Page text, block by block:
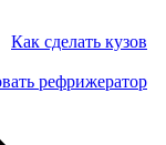
Как сделать кузов
рефрижератор